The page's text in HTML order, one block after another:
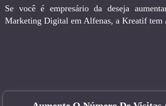
Se você é empresário da deseja
Marketing Digital em Alfenas, a Kreatif tem